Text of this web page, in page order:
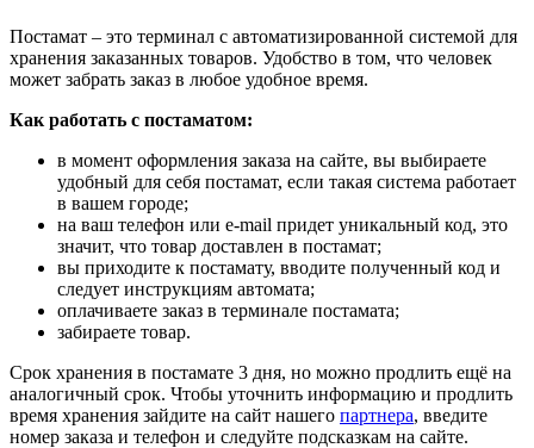
Постамат – это терминал с автоматизированной системой для
хранения заказанных товаров. Удобство в том, что человек
может забрать заказ в любое удобное время.
Как работать с постаматом:
в момент оформления заказа на сайте, вы выбираете
удобный для себя постамат, если такая система работает
в вашем городе;
на ваш телефон или e-mail придет уникальный код, это
значит, что товар доставлен в постамат;
вы приходите к постамату, вводите полученный код и
следует инструкциям автомата;
оплачиваете заказ в терминале постамата;
забираете товар.
Срок хранения в постамате 3 дня, но можно продлить ещё на
аналогичный срок. Чтобы уточнить информацию и продлить
время хранения зайдите на сайт нашего партнера, введите
номер заказа и телефон и следуйте подсказкам на сайте.